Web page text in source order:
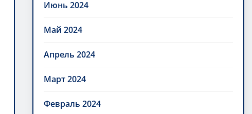
Июнь 2024
Май 2024
Апрель 2024
Март 2024
Февраль 2024